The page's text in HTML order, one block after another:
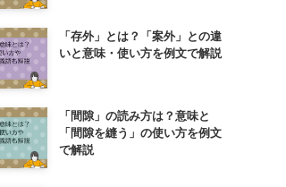
「存外」とは？「案外」との違
いと意味・使い方を例文で解説
「間隙」の読み方は？意味と
「間隙を縫う」の使い方を例文
で解説